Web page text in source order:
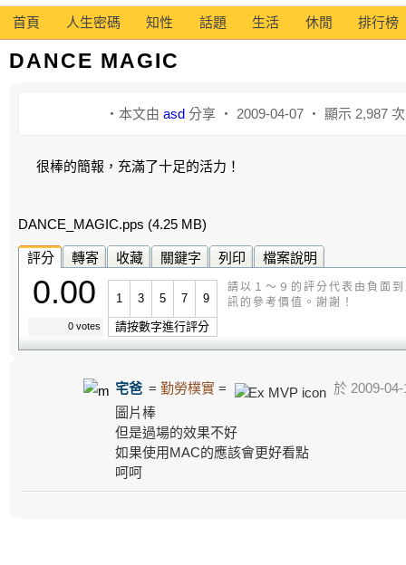
首頁 人生密碼 知性 話題 生活 休閒 排行榜
DANCE MAGIC
‧本文由 asd 分享 ‧ 2009-04-07 ‧ 顯示 2,987
很棒的簡報，充滿了十足的活力！
DANCE_MAGIC.pps (4.25 MB)
評分 轉寄 收藏 關鍵字 列印 檔案說明
0.00
0 votes
1 3 5 7 9
請按數字進行評分
請以１～９的評分代表由負面
訊的參考價值。謝謝！
宅爸 =勤勞樸實 =
於 2009-
圖片棒
但是過場的效果不好
如果使用MAC的應該會更好看點
呵呵